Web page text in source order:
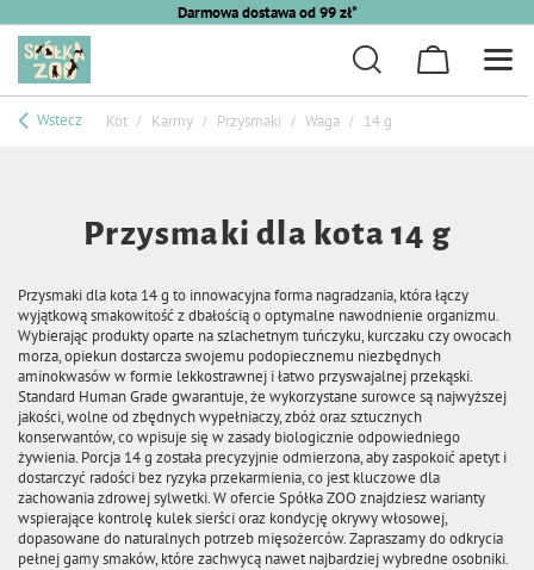
Darmowa dostawa od 99 zł*
Wstecz Kot Karmy Przysmaki Waga 14 g
Przysmaki dla kota 14 g
Przysmaki dla kota 14 g to innowacyjna forma nagradzania, która łączy
wyjątkową smakowitość z dbałością o optymalne nawodnienie organizmu.
Wybierając produkty oparte na szlachetnym tuńczyku, kurczaku czy owocach
morza, opiekun dostarcza swojemu podopiecznemu niezbędnych
aminokwasów w formie lekkostrawnej i łatwo przyswajalnej przekąski.
Standard Human Grade gwarantuje, że wykorzystane surowce są najwyższej
jakości, wolne od zbędnych wypełniaczy, zbóż oraz sztucznych
konserwantów, co wpisuje się w zasady biologicznie odpowiedniego
żywienia. Porcja 14 g została precyzyjnie odmierzona, aby zaspokoić apetyt i
dostarczyć radości bez ryzyka przekarmienia, co jest kluczowe dla
zachowania zdrowej sylwetki. W ofercie Spółka ZOO znajdziesz warianty
wspierające kontrolę kulek sierści oraz kondycję okrywy włosowej,
dopasowane do naturalnych potrzeb mięsożerców. Zapraszamy do odkrycia
pełnej gamy smaków, które zachwycą nawet najbardziej wybredne osobniki.